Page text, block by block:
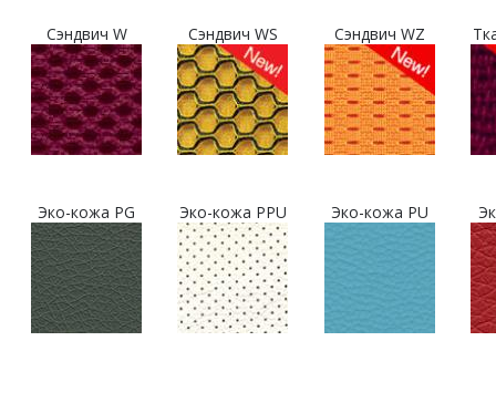
Сэндвич W Сэндвич WS Сэндвич WZ
Эко-кожа PG Эко-кожа PPU Эко-кожа PU